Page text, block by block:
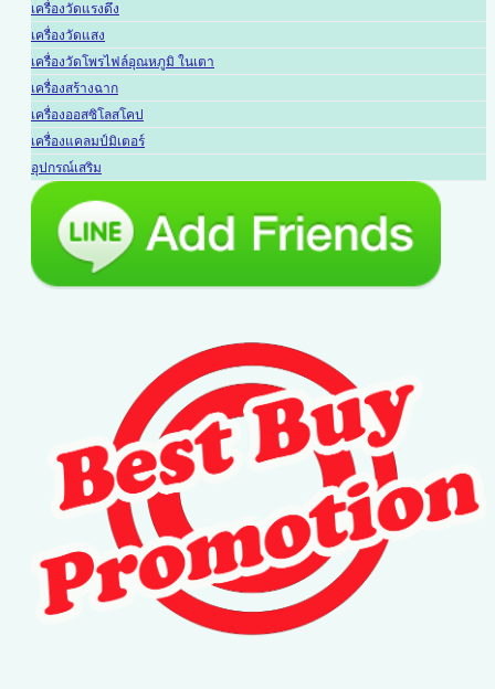
เครื่องวัดแรงดึง
เครื่องวัดแสง
เครื่องวัดโพรไฟล์อุณหภูมิ ในเตา
เครื่องสร้างฉาก
เครื่องออสซิโลสโคป
เครื่องแคลมป์มิเตอร์
อุปกรณ์เสริม